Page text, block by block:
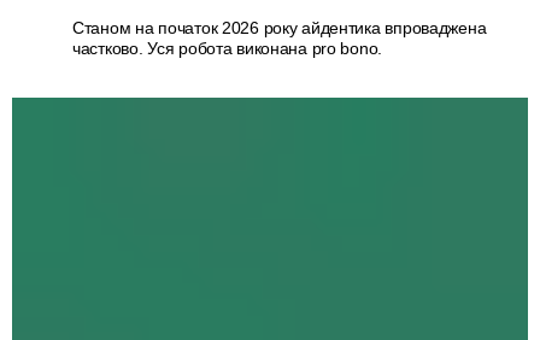
Станом на початок 2026 року айдентика впроваджена
частково. Уся робота виконана pro bono.